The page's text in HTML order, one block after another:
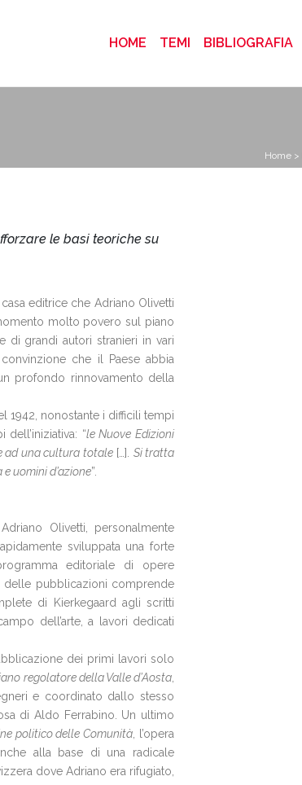
HOME (CURRENT)
TEMI BIBLIOGRAFIA
Home >
le basi teoriche su
editrice che Adriano Olivetti
molto povero sul piano
di grandi autori stranieri in vari
che il Paese abbia
profondo rinnovamento della
1942, nonostante i difficili tempi
dell’iniziativa: “le Nuove Edizioni
ad una cultura totale[…]. Si tratta
uomini d’azione”.
Olivetti, personalmente
sviluppata una forte
editoriale di opere
delle pubblicazioni comprende
di Kierkegaard agli scritti
dell’arte, a lavori dedicati
dei primi lavori solo
regolatore della Valle d’Aosta
e coordinato dallo stesso
di Aldo Ferrabino. Un ultimo
politico delle Comunità , l’opera
alla base di una radicale
dove Adriano era rifugiato,